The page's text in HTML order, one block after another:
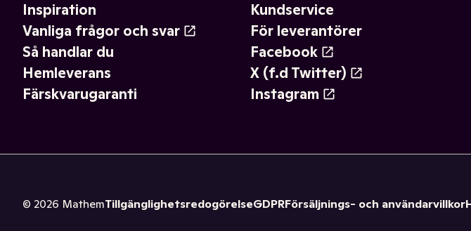
Inspiration
Vanliga frågor och svar
Så handlar du
Hemleverans
Färskvarugaranti
Kundservice
För leverantörer
Facebook
X (f.d Twitter)
Instagram
© 2026 MathemTillgänglighetsredogörelseGDPRFörsäljnings- och användarvillkor